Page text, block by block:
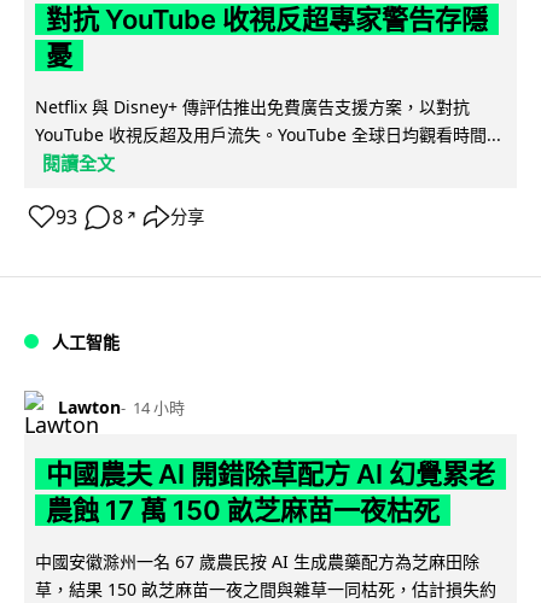
對抗 YouTube 收視反超專家警告存隱
憂
Netflix 與 Disney+ 傳評估推出免費廣告支援方案，以對抗
YouTube 收視反超及用戶流失。YouTube 全球日均觀看時間...
閱讀全文
93 8 ↗ 分享
人工智能
Lawton 14 小時
中國農夫 AI 開錯除草配方 AI 幻覺累老
農蝕 17 萬 150 畝芝麻苗一夜枯死
中國安徽滁州一名 67 歲農民按 AI 生成農藥配方為芝麻田除
草，結果 150 畝芝麻苗一夜之間與雜草一同枯死，估計損失約